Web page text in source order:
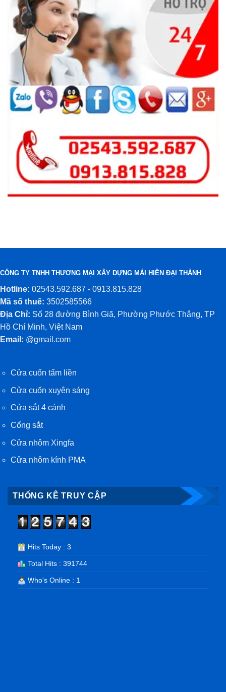
CÔNG TY TNHH THƯƠNG MẠI XÂY DỰNG MÁI HIÊN ĐẠI THÀNH
Hotline: 02543.592.687 - 0913.815.828
Mã số thuế: 3502585566
Địa Chỉ: Số 28 đường Bình Giã, Phường Phước Thắng, TP
Hồ Chí Minh, Việt Nam
Email: @gmail.com
Cửa cuốn tấm liền
Cửa cuốn xuyên sáng
Cửa sắt 4 cánh
Cổng sắt
Cửa nhôm Xingfa
Cửa nhôm kính PMA
THỐNG KÊ TRUY CẬP
Hits Today : 3
Total Hits : 391744
Who's Online : 1